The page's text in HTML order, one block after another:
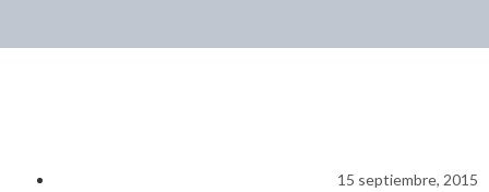
15 septiembre, 2015